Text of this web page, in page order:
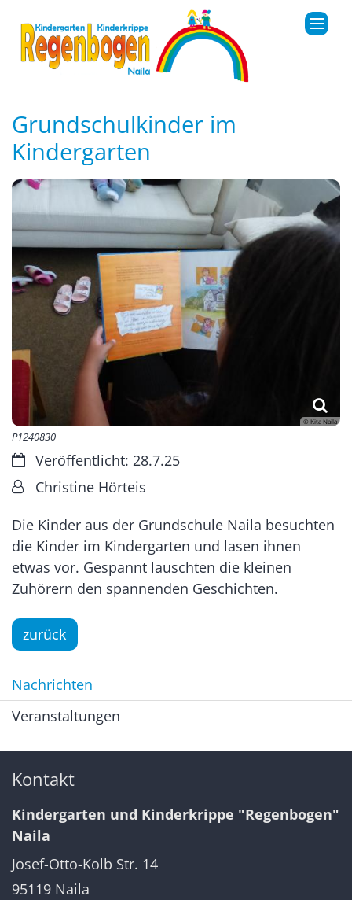
Grundschulkinder im
Kindergarten
© Kita Naila
P1240830
Datum:Veröffentlicht: 28.7.25
Von:Christine Hörteis
Die Kinder aus der Grundschule Naila besuchten
die Kinder im Kindergarten und lasen ihnen
etwas vor. Gespannt lauschten die kleinen
Zuhörern den spannenden Geschichten.
zurück
Nachrichten
Veranstaltungen
Kontakt
Kindergarten und Kinderkrippe "Regenbogen"
Naila
Josef-Otto-Kolb Str. 14
95119 Naila